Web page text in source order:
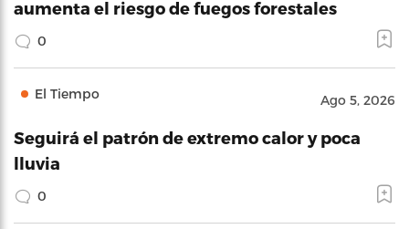
aumenta el riesgo de fuegos forestales
0
El Tiempo Ago 5, 2026
Seguirá el patrón de extremo calor y poca
lluvia
0